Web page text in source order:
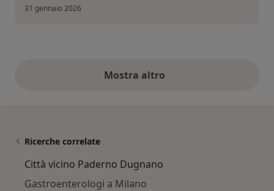
31 gennaio 2026
Mostra altroopinioni di cui sopra
Ricerche correlate
Città vicino Paderno Dugnano
Gastroenterologi a Milano